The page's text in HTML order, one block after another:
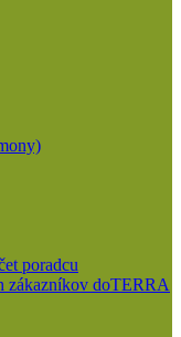
poradcu
zákazníkov doTERRA